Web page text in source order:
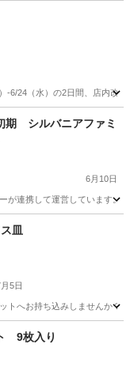
-6/24（水）の2日間、店内
シルバニアファミ
6月10日
が連携して運営していま
皿
5日
お持ち込みしませんか？
9枚入り